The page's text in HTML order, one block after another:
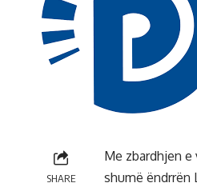
SHARE
Me zbardhjen
shumë ëndrrën